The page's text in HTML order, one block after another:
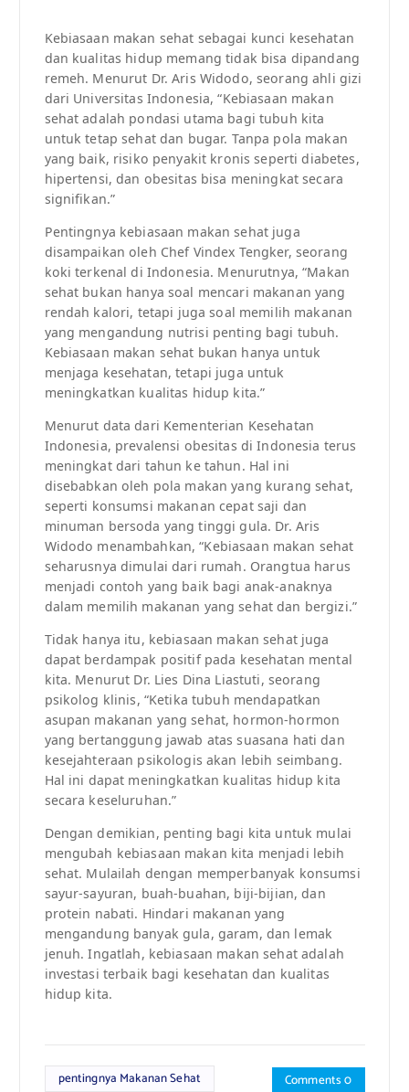
Kebiasaan makan sehat sebagai kunci kesehatan
dan kualitas hidup memang tidak bisa dipandang
remeh. Menurut Dr. Aris Widodo, seorang ahli gizi
dari Universitas Indonesia, “Kebiasaan makan
sehat adalah pondasi utama bagi tubuh kita
untuk tetap sehat dan bugar. Tanpa pola makan
yang baik, risiko penyakit kronis seperti diabetes,
hipertensi, dan obesitas bisa meningkat secara
signifikan.”
Pentingnya kebiasaan makan sehat juga
disampaikan oleh Chef Vindex Tengker, seorang
koki terkenal di Indonesia. Menurutnya, “Makan
sehat bukan hanya soal mencari makanan yang
rendah kalori, tetapi juga soal memilih makanan
yang mengandung nutrisi penting bagi tubuh.
Kebiasaan makan sehat bukan hanya untuk
menjaga kesehatan, tetapi juga untuk
meningkatkan kualitas hidup kita.”
Menurut data dari Kementerian Kesehatan
Indonesia, prevalensi obesitas di Indonesia terus
meningkat dari tahun ke tahun. Hal ini
disebabkan oleh pola makan yang kurang sehat,
seperti konsumsi makanan cepat saji dan
minuman bersoda yang tinggi gula. Dr. Aris
Widodo menambahkan, “Kebiasaan makan sehat
seharusnya dimulai dari rumah. Orangtua harus
menjadi contoh yang baik bagi anak-anaknya
dalam memilih makanan yang sehat dan bergizi.”
Tidak hanya itu, kebiasaan makan sehat juga
dapat berdampak positif pada kesehatan mental
kita. Menurut Dr. Lies Dina Liastuti, seorang
psikolog klinis, “Ketika tubuh mendapatkan
asupan makanan yang sehat, hormon-hormon
yang bertanggung jawab atas suasana hati dan
kesejahteraan psikologis akan lebih seimbang.
Hal ini dapat meningkatkan kualitas hidup kita
secara keseluruhan.”
Dengan demikian, penting bagi kita untuk mulai
mengubah kebiasaan makan kita menjadi lebih
sehat. Mulailah dengan memperbanyak konsumsi
sayur-sayuran, buah-buahan, biji-bijian, dan
protein nabati. Hindari makanan yang
mengandung banyak gula, garam, dan lemak
jenuh. Ingatlah, kebiasaan makan sehat adalah
investasi terbaik bagi kesehatan dan kualitas
hidup kita.
pentingnya Makanan Sehat Comments 0